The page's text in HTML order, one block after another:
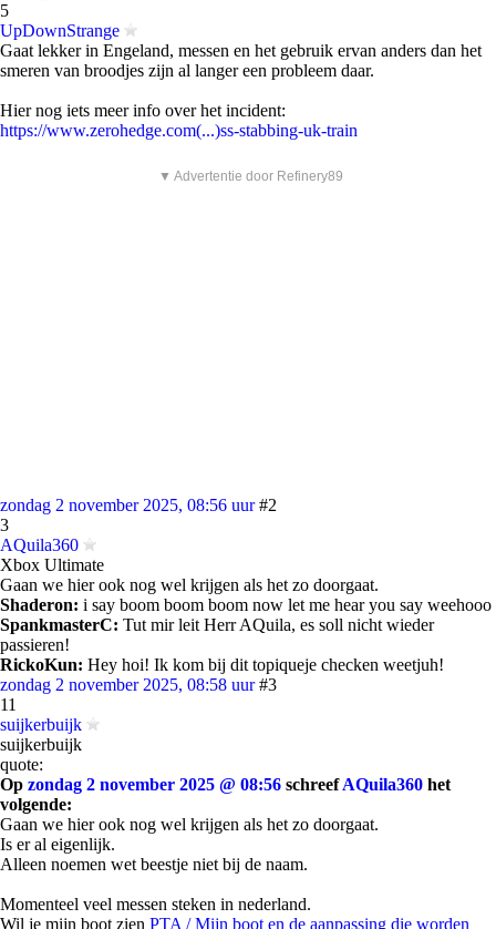
5
UpDownStrange
Gaat lekker in Engeland, messen en het gebruik ervan anders dan het
smeren van broodjes zijn al langer een probleem daar.
Hier nog iets meer info over het incident:
https://www.zerohedge.com(...)ss-stabbing-uk-train
▼ Advertentie door Refinery89
zondag 2 november 2025, 08:56 uur #2
3
AQuila360
Xbox Ultimate
Gaan we hier ook nog wel krijgen als het zo doorgaat.
Shaderon: i say boom boom boom now let me hear you say weehooo
SpankmasterC: Tut mir leit Herr AQuila, es soll nicht wieder
passieren!
RickoKun: Hey hoi! Ik kom bij dit topiqueje checken weetjuh!
zondag 2 november 2025, 08:58 uur #3
11
suijkerbuijk
suijkerbuijk
quote:
Op zondag 2 november 2025 @ 08:56 schreefAQuila360 het
volgende:
Gaan we hier ook nog wel krijgen als het zo doorgaat.
Is er al eigenlijk.
Alleen noemen wet beestje niet bij de naam.
Momenteel veel messen steken in nederland.
Wil je mijn boot zien PTA / Mijn boot en de aanpassing die worden